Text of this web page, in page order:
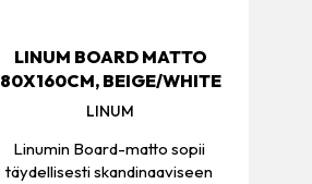
LINUM BOARD MATTO
80X160CM, BEIGE/WHITE
LINUM
Linumin Board-matto sopii
täydellisesti skandinaaviseen